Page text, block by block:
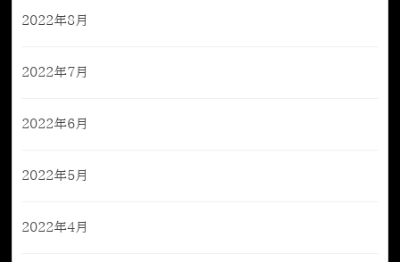
2022年8月
2022年7月
2022年6月
2022年5月
2022年4月